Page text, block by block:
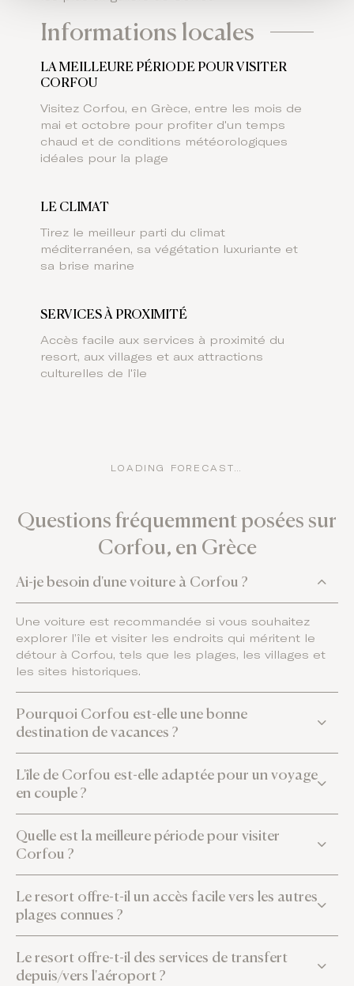
Informations locales
LA MEILLEURE PÉRIODE POUR VISITER
CORFOU
Visitez Corfou, en Grèce, entre les mois de
mai et octobre pour profiter d'un temps
chaud et de conditions météorologiques
idéales pour la plage
LE CLIMAT
Tirez le meilleur parti du climat
méditerranéen, sa végétation luxuriante et
sa brise marine
SERVICES À PROXIMITÉ
Accès facile aux services à proximité du
resort, aux villages et aux attractions
culturelles de l'île
LOADING FORECAST…
Questions fréquemment posées sur
Corfou, en Grèce
Ai-je besoin d'une voiture à Corfou ?
Une voiture est recommandée si vous souhaitez
explorer l’île et visiter les endroits qui méritent le
détour à Corfou, tels que les plages, les villages et
les sites historiques.
Pourquoi Corfou est-elle une bonne
destination de vacances ?
L'île de Corfou est-elle adaptée pour un voyage
en couple ?
Quelle est la meilleure période pour visiter
Corfou ?
Le resort offre-t-il un accès facile vers les autres
plages connues ?
Le resort offre-t-il des services de transfert
depuis/vers l'aéroport ?